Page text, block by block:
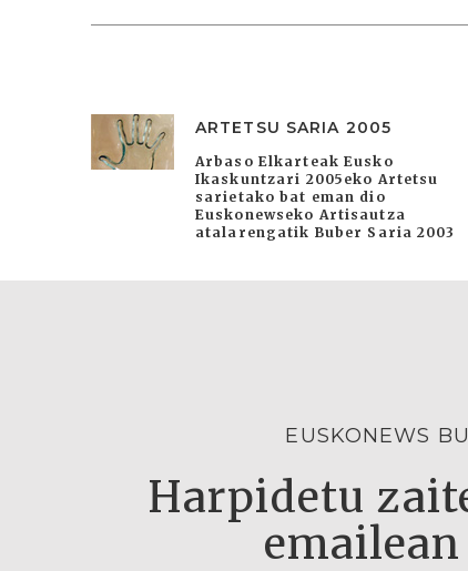
ARTETSU SARIA 2005
Arbaso Elkarteak Eusko
Ikaskuntzari 2005eko Artetsu
sarietako bat eman dio
Euskonewseko Artisautza
atalarengatik Buber Saria 2003
EUSKONEWS
Harpidetu
emailean